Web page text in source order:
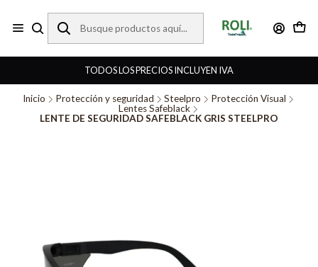
TODOS LOS PRECIOS INCLUYEN IVA
Inicio Protección y seguridad Steelpro
Protección Visual
Lentes Safeblack
LENTE DE SEGURIDAD SAFEBLACK GRIS STEELPRO